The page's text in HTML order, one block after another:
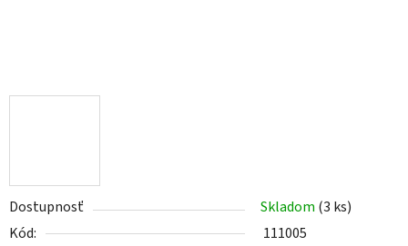
Dostupnosť Skladom (3 ks)
Kód:
111005